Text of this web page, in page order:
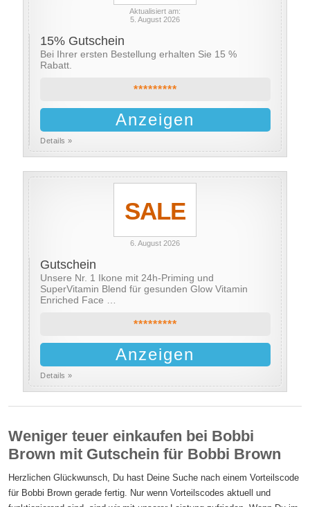
Aktualisiert am:
5. August 2026
15% Gutschein
Bei Ihrer ersten Bestellung erhalten Sie 15 %
Rabatt.
*********
Anzeigen
Details »
SALE
6. August 2026
Gutschein
Unsere Nr. 1 Ikone mit 24h-Priming und
SuperVitamin Blend für gesunden Glow Vitamin
Enriched Face …
*********
Anzeigen
Details »
Weniger teuer einkaufen bei Bobbi
Brown mit Gutschein für Bobbi Brown
Herzlichen Glückwunsch, Du hast Deine Suche nach einem Vorteilscode
für Bobbi Brown gerade fertig. Nur wenn Vorteilscodes aktuell und